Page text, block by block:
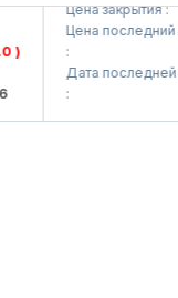
Цена закрытия :
Цена последний
Дата последней